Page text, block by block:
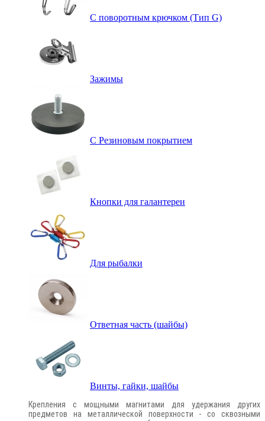
С поворотным крючком (Тип G)
Зажимы
С Резиновым покрытием
Кнопки для галантереи
Для рыбалки
Ответная часть (шайбы)
Винты, гайки, шайбы
Крепления с мощными магнитами для удержания других
предметов на металлической поверхности - со сквозными